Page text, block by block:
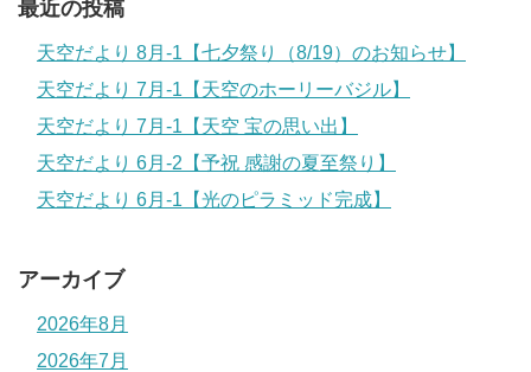
最近の投稿
天空だより 8月-1【七夕祭り（8/19）のお知らせ】
天空だより 7月-1【天空のホーリーバジル】
天空だより 7月-1【天空 宝の思い出】
天空だより 6月-2【予祝 感謝の夏至祭り】
天空だより 6月-1【光のピラミッド完成】
アーカイブ
2026年8月
2026年7月